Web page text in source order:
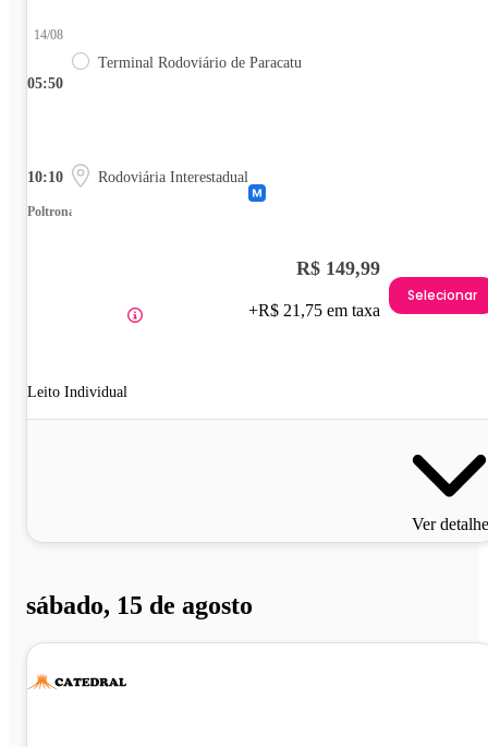
05:50
14/08
Terminal Rodoviário de Paracatu
10:10 Rodoviária Interestadual
Poltrona
Leito Individual
R$ 149,99
+R$ 21,75 em taxa
Selecionar
Ver
sábado, 15 de agosto